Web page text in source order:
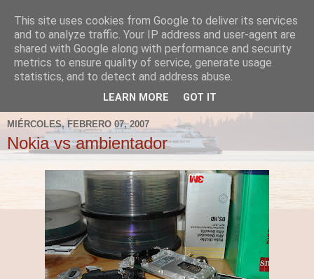
Fergus el Destructor
Blog sobre lo que le apetece escribir a Fergus, en el caso
de que le apetezca escribir.
MIÉRCOLES, FEBRERO 07, 2007
Nokia vs ambientador
This site uses cookies from Google to deliver its services
and to analyze traffic. Your IP address and user-agent are
shared with Google along with performance and security
metrics to ensure quality of service, generate usage
statistics, and to detect and address abuse.
LEARN MORE GOT IT